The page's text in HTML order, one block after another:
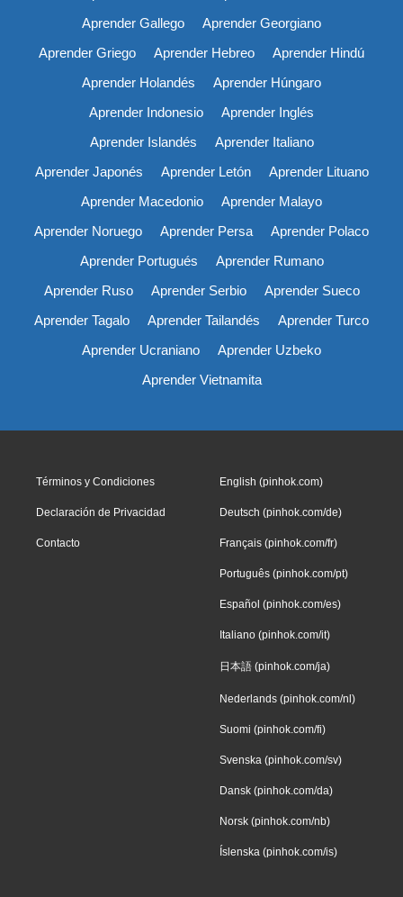
Aprender Gallego
Aprender Georgiano
Aprender Griego
Aprender Hebreo
Aprender Hindú
Aprender Holandés
Aprender Húngaro
Aprender Indonesio
Aprender Inglés
Aprender Islandés
Aprender Italiano
Aprender Japonés
Aprender Letón
Aprender Lituano
Aprender Macedonio
Aprender Malayo
Aprender Noruego
Aprender Persa
Aprender Polaco
Aprender Portugués
Aprender Rumano
Aprender Ruso
Aprender Serbio
Aprender Sueco
Aprender Tagalo
Aprender Tailandés
Aprender Turco
Aprender Ucraniano
Aprender Uzbeko
Aprender Vietnamita
Términos y Condiciones
Declaración de Privacidad
Contacto
English (pinhok.com)
Deutsch (pinhok.com/de)
Français (pinhok.com/fr)
Português (pinhok.com/pt)
Español (pinhok.com/es)
Italiano (pinhok.com/it)
日本語 (pinhok.com/ja)
Nederlands (pinhok.com/nl)
Suomi (pinhok.com/fi)
Svenska (pinhok.com/sv)
Dansk (pinhok.com/da)
Norsk (pinhok.com/nb)
Íslenska (pinhok.com/is)